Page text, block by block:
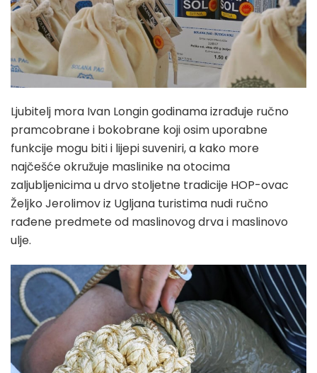
Ljubitelj mora Ivan Longin godinama izrađuje ručno
pramcobrane i bokobrane koji osim uporabne
funkcije mogu biti i lijepi suveniri, a kako more
najčešće okružuje maslinike na otocima
zaljubljenicima u drvo stoljetne tradicije HOP-ovac
Željko Jerolimov iz Ugljana turistima nudi ručno
rađene predmete od maslinovog drva i maslinovo
ulje.